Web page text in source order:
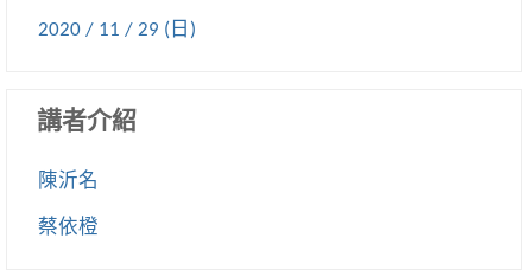
2020 / 11 / 29 (日)
講者介紹
陳沂名
蔡依橙